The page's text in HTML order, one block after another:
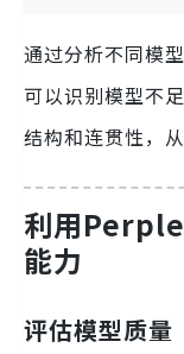
通过分析不同模
可以识别模型不
结构和连贯性，
利用
能力
评估模型质量